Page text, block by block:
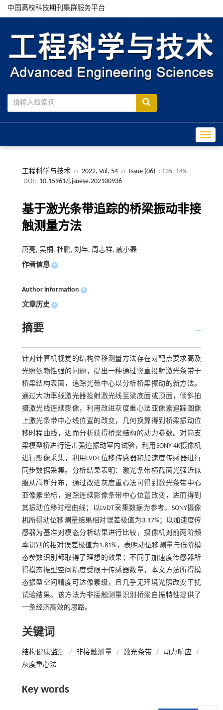
中国高校科技期刊集群服务平台
工程科学与技术 ›› 2022, Vol. 54 ›› Issue (06) : 135 -145.
DOI: 10.15961/j.jsuese.202100936
基于激光条带追踪的桥梁振动非接
触测量方法
唐亮, 吴桐, 杜鹏, 刘年, 周志祥, 戚小磊
作者信息 +
Author information +
文章历史 +
摘要
针对计算机视觉的结构位移测量方法存在对靶点要求高及
光照依赖性强的问题，提出一种通过竖直投射激光条带于
桥梁结构表面，追踪光带中心以分析桥梁振动的新方法。
通过大功率线激光器投射激光线至梁底面或顶面，倾斜拍
摄激光线连续影像，利用改进灰度重心法亚像素追踪图像
上激光条带中心线位置的改变，几何换算得到桥梁振动位
移时程曲线，进而分析获得桥梁结构的动力参数。对简支
梁模型桥进行锤击强迫振动室内试验，利用SONY 4K摄像机
进行影像采集，利用LVDT位移传感器和加速度传感器进行
同步数据采集。分析结果表明：激光条带横截面光强近似
服从高斯分布，通过改进灰度重心法可得到激光条带中心
亚像素坐标，追踪连续影像条带中心位置改变，进而得到
其振动位移时程曲线；以LVDT采集数据为参考，SONY摄像
机所得动位移测量结果相对误差极值为3.17%；以加速度传
感器为基准对模态分析结果进行比较，摄像机对前两阶频
率识别的相对误差极值为1.81%，表明动位移测量与低阶模
态参数识别都取得了理想的效果；不同于加速度传感器所
得模态振型空间精度受限于传感器数量，本文方法所得模
态振型空间精度可达像素级，且几乎无环境光照改变干扰
试验结果。该方法为非接触测量识别桥梁自振特性提供了
一条经济高效的思路。
关键词
结构健康监测 / 非接触测量 / 激光条带 / 动力响应
/
灰度重心法
Key words